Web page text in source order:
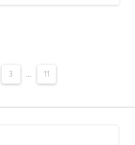
3 ... 11